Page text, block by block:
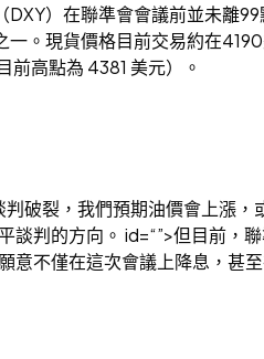
）在聯準會會議前並未離
一。現貨價格目前交易約在
高點為 4381 美元）。
破裂，我們預期油價會上漲，
判的方向。 id=“”>但目前，
意不僅在這次會議上降息，甚